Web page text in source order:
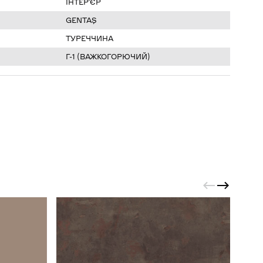
GENTAŞ
ТУРЕЧЧИНА
Г-1 (ВАЖКОГОРЮЧИЙ)